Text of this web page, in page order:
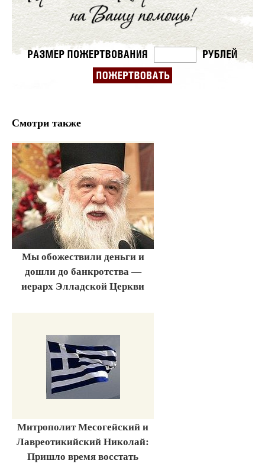
Смотри также
Мы обожествили деньги и
дошли до банкротства —
иерарх Элладской Церкви
Митрополит Месогейский и
Лавреотикийский Николай:
Пришло время восстать